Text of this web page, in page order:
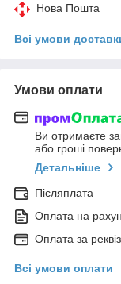
Нова Пошта
Всі умови
Умови оплати
Ви отримаєте
або гроші
Детальніше
Післяплата
Оплата на
Оплата за
Всі умови оплати